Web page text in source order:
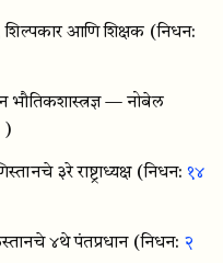
आणि शिक्षक (निधन:
— नोबेल
)
३रे राष्ट्राध्यक्ष (निधन:१४
४थे पंतप्रधान (निधन: २